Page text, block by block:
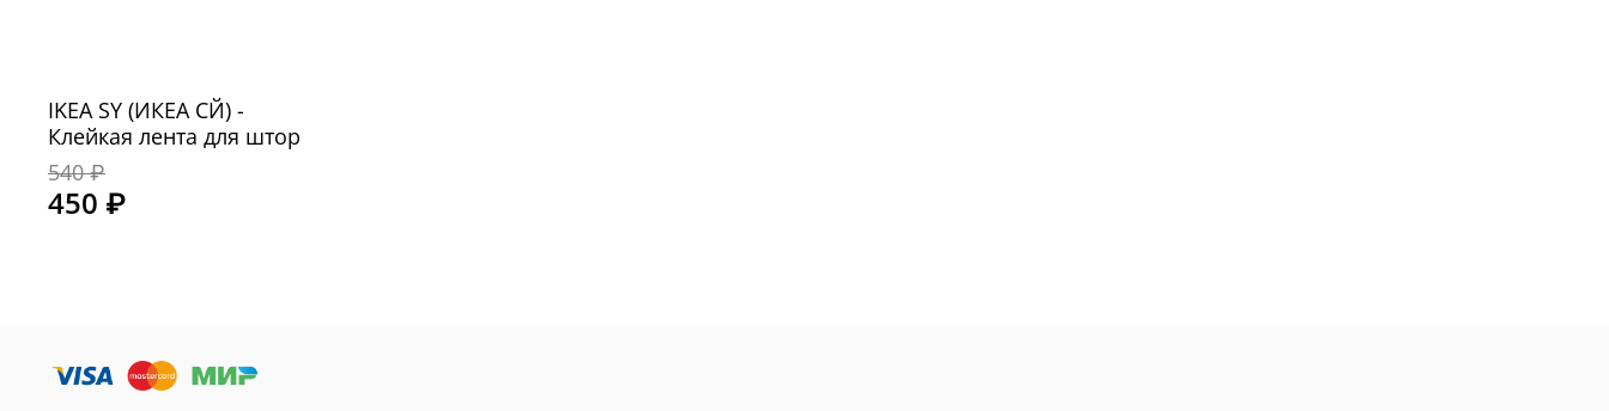
IKEA SY (ИКЕА СЙ) -
Клейкая лента для штор
540 ₽
450 ₽